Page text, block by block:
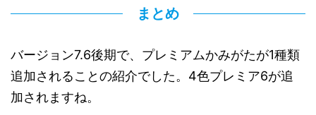
まとめ
バージョン7.6後期で、プレミアムかみがたが1種類
追加されることの紹介でした。4色プレミア6が追
加されますね。